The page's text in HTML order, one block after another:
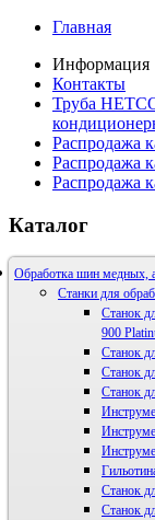
Главная
Информация
Контакты
Труба
Распродажа
Распродажа
Распродажа
Каталог
Обработка шин медных,
Станки для
Станок
900
Станок
Станок
Станок
Станок
Станок